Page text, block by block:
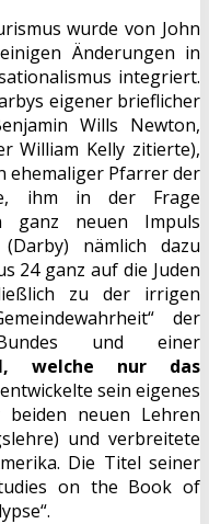
wurde von John
Änderungen in
integriert.
eigener brieflicher
Wills Newton,
William Kelly zitierte),
ehemaliger Pfarrer der
ihm in der Frage
ganz neuen Impuls
nämlich dazu
24 ganz auf die Juden
zu der irrigen
der
und einer
welche nur das
sein eigenes
neuen Lehren
und verbreitete
Die Titel seiner
on the Book of